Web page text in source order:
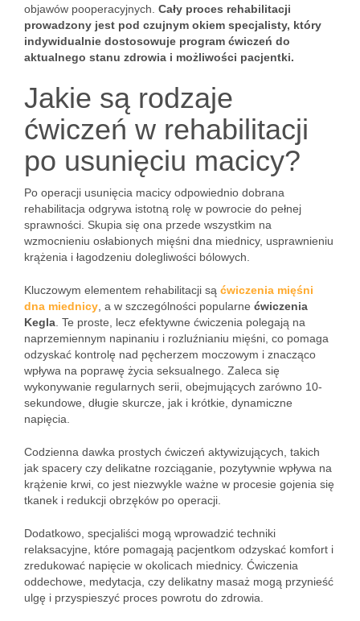
objawów pooperacyjnych. Cały proces rehabilitacji
prowadzony jest pod czujnym okiem specjalisty, który
indywidualnie dostosowuje program ćwiczeń do
aktualnego stanu zdrowia i możliwości pacjentki.
Jakie są rodzaje
ćwiczeń w rehabilitacji
po usunięciu macicy?
Po operacji usunięcia macicy odpowiednio dobrana
rehabilitacja odgrywa istotną rolę w powrocie do pełnej
sprawności. Skupia się ona przede wszystkim na
wzmocnieniu osłabionych mięśni dna miednicy, usprawnieniu
krążenia i łagodzeniu dolegliwości bólowych.
Kluczowym elementem rehabilitacji są ćwiczenia mięśni
dna miednicy , a w szczególności popularne ćwiczenia
Kegla . Te proste, lecz efektywne ćwiczenia polegają na
naprzemiennym napinaniu i rozluźnianiu mięśni, co pomaga
odzyskać kontrolę nad pęcherzem moczowym i znacząco
wpływa na poprawę życia seksualnego. Zaleca się
wykonywanie regularnych serii, obejmujących zarówno 10-
sekundowe, długie skurcze, jak i krótkie, dynamiczne
napięcia.
Codzienna dawka prostych ćwiczeń aktywizujących, takich
jak spacery czy delikatne rozciąganie, pozytywnie wpływa na
krążenie krwi, co jest niezwykle ważne w procesie gojenia się
tkanek i redukcji obrzęków po operacji.
Dodatkowo, specjaliści mogą wprowadzić techniki
relaksacyjne, które pomagają pacjentkom odzyskać komfort i
zredukować napięcie w okolicach miednicy. Ćwiczenia
oddechowe, medytacja, czy delikatny masaż mogą przynieść
ulgę i przyspieszyć proces powrotu do zdrowia.